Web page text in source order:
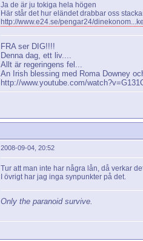
Ja de är ju tokiga hela högen
Här står det hur eländet drabbar oss
http://www.e24.se/pengar24/
FRA ser DIG!!!!
Denna dag, ett liv....
Allt är regeringens fel...
An Irish blessing med Roma Downey
http://www.youtube.com/
2008-09-04, 20:52
Tur att man inte har några lån, då verkar
I övrigt har jag inga synpunkter på det.
Only the paranoid survive.